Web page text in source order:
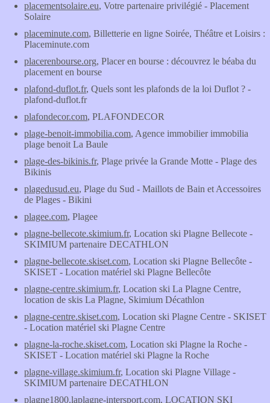
placementsolaire.eu, Votre partenaire privilégié - Placement
Solaire
placeminute.com, Billetterie en ligne Soirée, Théâtre et Loisirs :
Placeminute.com
placerenbourse.org, Placer en bourse : découvrez le béaba du
placement en bourse
plafond-duflot.fr, Quels sont les plafonds de la loi Duflot ? -
plafond-duflot.fr
plafondecor.com, PLAFONDECOR
plage-benoit-immobilia.com, Agence immobilier immobilia
plage benoit La Baule
plage-des-bikinis.fr, Plage privée la Grande Motte - Plage des
Bikinis
plagedusud.eu, Plage du Sud - Maillots de Bain et Accessoires
de Plages - Bikini
plagee.com, Plagee
plagne-bellecote.skimium.fr, Location ski Plagne Bellecote -
SKIMIUM partenaire DECATHLON
plagne-bellecote.skiset.com, Location ski Plagne Bellecôte -
SKISET - Location matériel ski Plagne Bellecôte
plagne-centre.skimium.fr, Location ski La Plagne Centre,
location de skis La Plagne, Skimium Décathlon
plagne-centre.skiset.com, Location ski Plagne Centre - SKISET
- Location matériel ski Plagne Centre
plagne-la-roche.skiset.com, Location ski Plagne la Roche -
SKISET - Location matériel ski Plagne la Roche
plagne-village.skimium.fr, Location ski Plagne Village -
SKIMIUM partenaire DECATHLON
plagne1800.laplagne-intersport.com, LOCATION SKI